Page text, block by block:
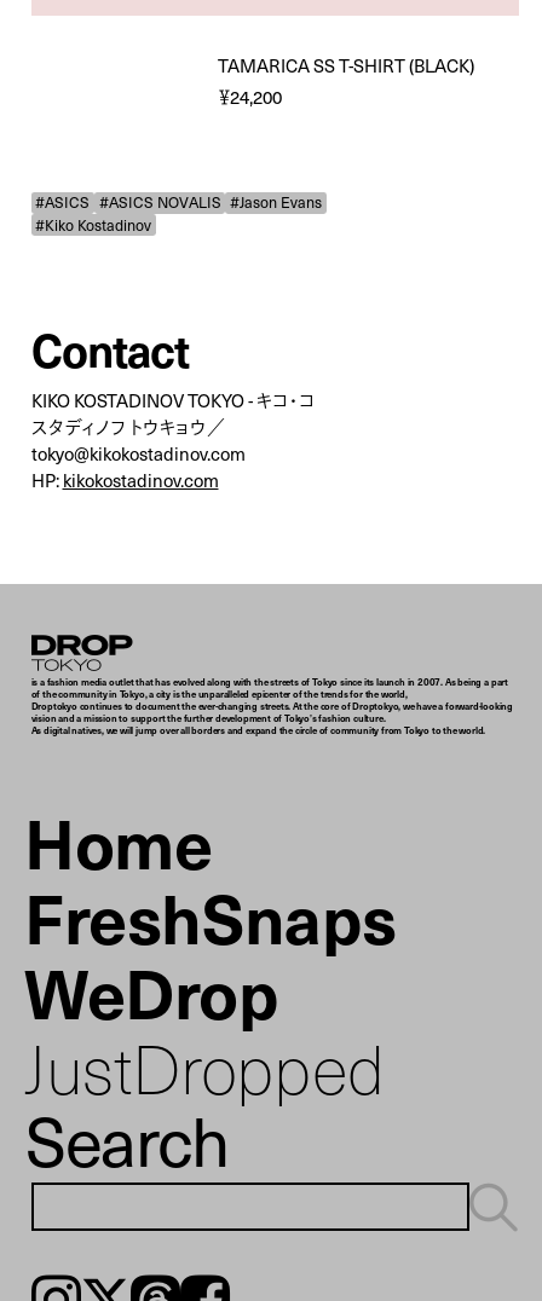
TAMARICA SS T-SHIRT (BLACK)
￥24,200
#ASICS #ASICS NOVALIS #Jason Evans
#Kiko Kostadinov
Contact
KIKO KOSTADINOV TOKYO - キコ・コ
スタディノフ トウキョウ／
tokyo@kikokostadinov.com
HP:kikokostadinov.com
Droptokyo
is a fashion media outlet that has evolved along with the streets of Tokyo since its launch in 2007. As being a part
of the community in Tokyo, a city is the unparalleled epicenter of the trends for the world,
Droptokyo continues to document the ever-changing streets. At the core of Droptokyo, we have a forward-looking
vision and a mission to support the further development of Tokyo’s fashion culture.
As digital natives, we will jump over all borders and expand the circle of community from Tokyo to the world.
Home
FreshSnaps
WeDrop
JustDropped
Search